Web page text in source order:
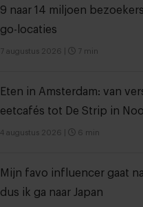
9 naar 14 miljoen
go-locaties
7 augustus 2026 7 min
Eten in Amsterdam: van
eetcafés tot De Strip in
4 augustus 2026 6 min
Mijn favo influencer gaat
dus ik ga naar Japan